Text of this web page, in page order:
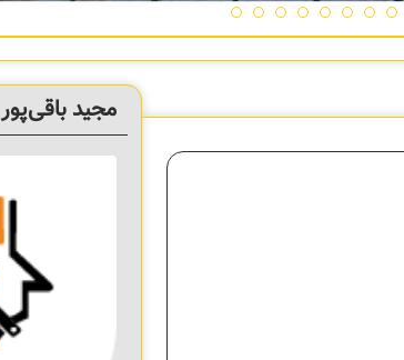
مجید باقی‌پور